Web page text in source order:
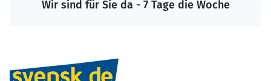
Wir sind für Sie da - 7 Tage die Woche